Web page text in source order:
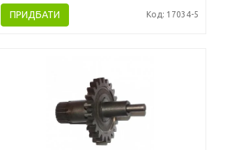
ПРИДБАТИ Код: 17034-5